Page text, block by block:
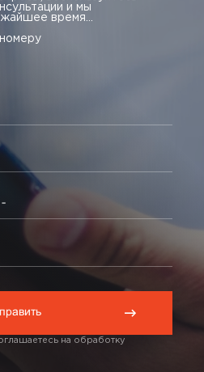
и мы
время...
на обработку